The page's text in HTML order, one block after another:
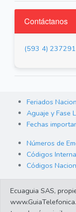
Contáctanos
(593 4)
Feriados
Aguaje y Fase
Fechas
Números de
Códigos
Códigos
Cambio de
Enlaces de
Ecuaguia SAS,